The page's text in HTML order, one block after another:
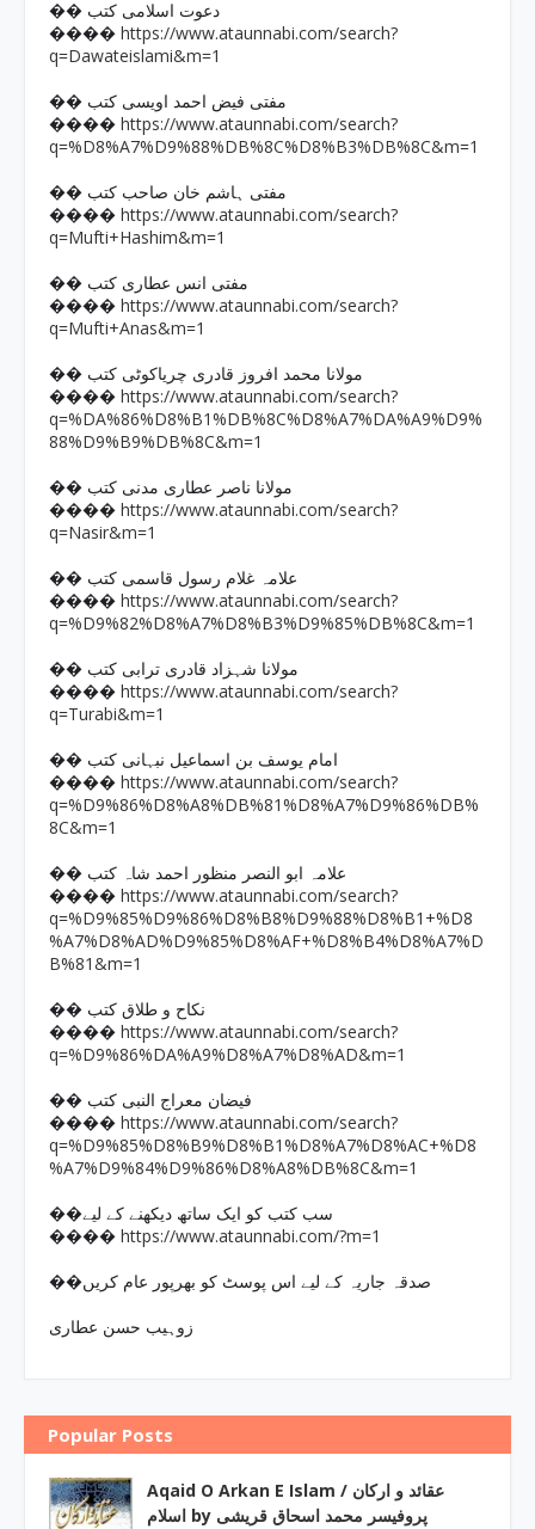
�� دعوت اسلامی کتب
���� https://www.ataunnabi.com/search?
q=Dawateislami&m=1
�� مفتی فیض احمد اویسی کتب
���� https://www.ataunnabi.com/search?
q=%D8%A7%D9%88%DB%8C%D8%B3%DB%8C&m=1
�� مفتی ہاشم خان صاحب کتب
���� https://www.ataunnabi.com/search?
q=Mufti+Hashim&m=1
�� مفتی انس عطاری کتب
���� https://www.ataunnabi.com/search?
q=Mufti+Anas&m=1
�� مولانا محمد افروز قادری چریاکوٹی کتب
���� https://www.ataunnabi.com/search?
q=%DA%86%D8%B1%DB%8C%D8%A7%DA%A9%D9%
88%D9%B9%DB%8C&m=1
�� مولانا ناصر عطاری مدنی کتب
���� https://www.ataunnabi.com/search?
q=Nasir&m=1
�� علامہ غلام رسول قاسمی کتب
���� https://www.ataunnabi.com/search?
q=%D9%82%D8%A7%D8%B3%D9%85%DB%8C&m=1
�� مولانا شہزاد قادری ترابی کتب
���� https://www.ataunnabi.com/search?
q=Turabi&m=1
�� امام یوسف بن اسماعیل نبہانی کتب
���� https://www.ataunnabi.com/search?
q=%D9%86%D8%A8%DB%81%D8%A7%D9%86%DB%
8C&m=1
�� علامہ ابو النصر منظور احمد شاہ کتب
���� https://www.ataunnabi.com/search?
q=%D9%85%D9%86%D8%B8%D9%88%D8%B1+%D8
%A7%D8%AD%D9%85%D8%AF+%D8%B4%D8%A7%D
B%81&m=1
�� نکاح و طلاق کتب
���� https://www.ataunnabi.com/search?
q=%D9%86%DA%A9%D8%A7%D8%AD&m=1
�� فیضان معراج النبی کتب
���� https://www.ataunnabi.com/search?
q=%D9%85%D8%B9%D8%B1%D8%A7%D8%AC+%D8
%A7%D9%84%D9%86%D8%A8%DB%8C&m=1
��سب کتب کو ایک ساتھ دیکھنے کے لیے
���� https://www.ataunnabi.com/?m=1
��صدقہ جاریہ کے لیے اس پوسٹ کو بھرپور عام کریں
زوہیب حسن عطاری
Popular Posts
Aqaid O Arkan E Islam / عقائد و ارکان
اسلام by پروفیسر محمد اسحاق قریشی